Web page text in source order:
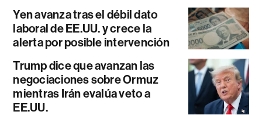
Yen avanza tras el débil dato
laboral de EE.UU. y crece la
alerta por posible intervención
Trump dice que avanzan las
negociaciones sobre Ormuz
mientras Irán evalúa veto a
EE.UU.